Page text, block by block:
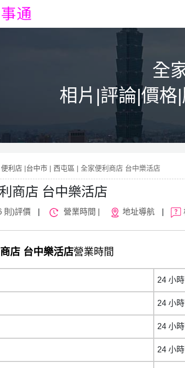
全
相片|評論|價格
便利店 |台中市 | 西屯區 | 全家便利商店 台中樂活店
商店 台中樂活店
則)評價 營業時間 | 地址導航
店 台中樂活店營業時間
24 小
24 小
24 小
24 小